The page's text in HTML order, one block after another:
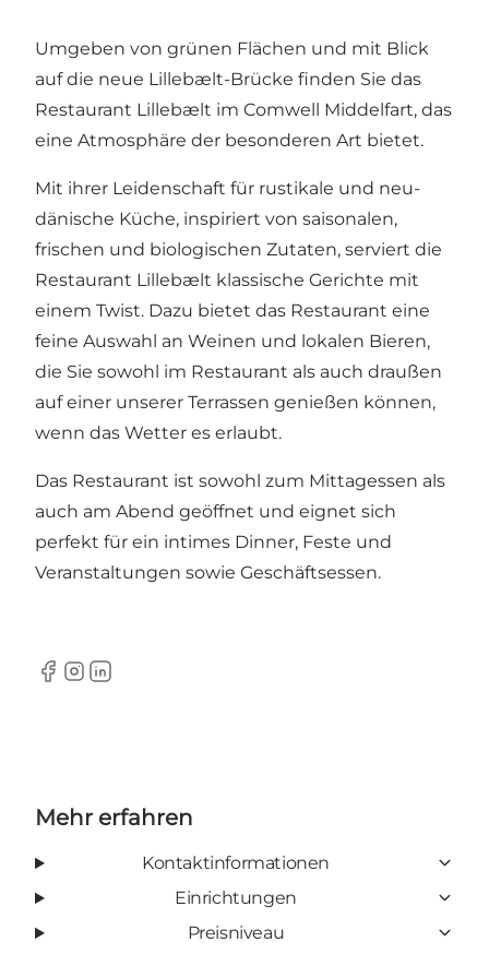
Umgeben von grünen Flächen und mit Blick
auf die neue Lillebælt-Brücke finden Sie das
Restaurant Lillebælt im Comwell Middelfart, das
eine Atmosphäre der besonderen Art bietet.
Mit ihrer Leidenschaft für rustikale und neu-
dänische Küche, inspiriert von saisonalen,
frischen und biologischen Zutaten, serviert die
Restaurant Lillebælt klassische Gerichte mit
einem Twist. Dazu bietet das Restaurant eine
feine Auswahl an Weinen und lokalen Bieren,
die Sie sowohl im Restaurant als auch draußen
auf einer unserer Terrassen genießen können,
wenn das Wetter es erlaubt.
Das Restaurant ist sowohl zum Mittagessen als
auch am Abend geöffnet und eignet sich
perfekt für ein intimes Dinner, Feste und
Veranstaltungen sowie Geschäftsessen.
Facebook
Instagram
LinkedIn
Mehr erfahren
Kontaktinformationen
Einrichtungen
Preisniveau